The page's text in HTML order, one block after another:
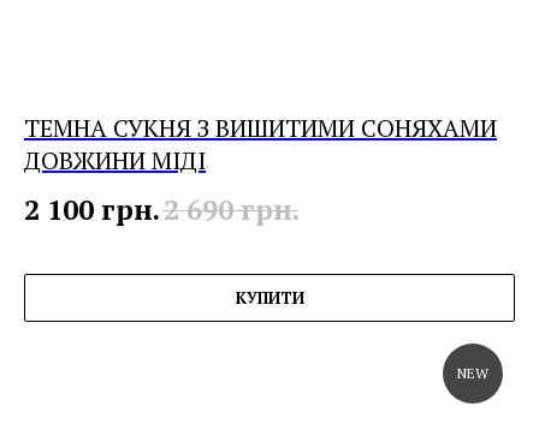
ТЕМНА СУКНЯ З ВИШИТИМИ СОНЯХАМИ
ДОВЖИНИ МІДІ
2 100 грн.2 690грн.
КУПИТИ
NEW